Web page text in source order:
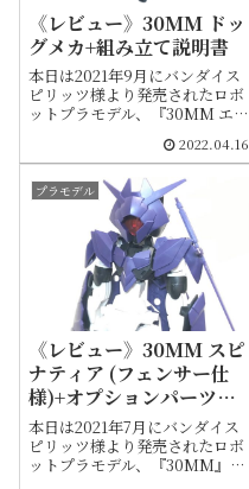
《レビュー》30MM ドッ
グメカ+組み立て説明書
本日は2021年9月にバンダイス
ピリッツ様より発売されたロボ
ットプラモデル、『30MM エグ
ッグメカ」をご紹介します。説
明書を載せておりますので、再
びデフォルト状態に組み直した
い場合などにご活用ください
2022.04.16
プラモデル
《レビュー》30MM スピ
ナティア (フェンサー仕
様)+オプションパーツ改
造例
本日は2021年7月にバンダイス
ピリッツ様より発売されたロボ
ットプラモデル、『30MM』シ